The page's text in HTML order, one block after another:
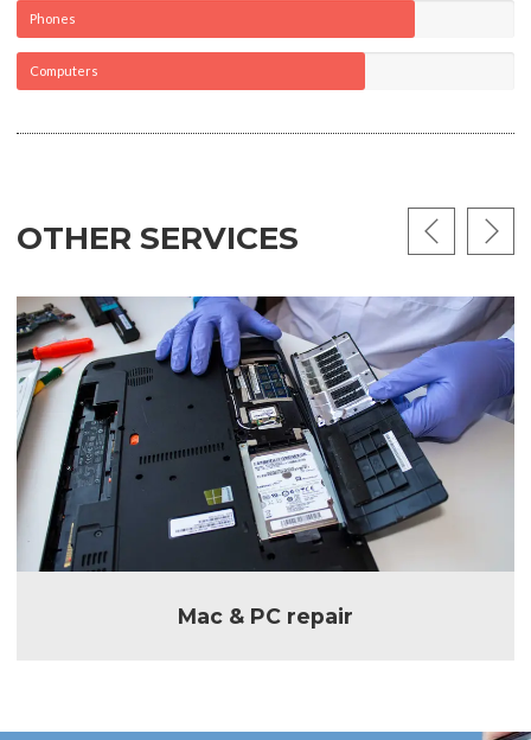
Phones
Computers
OTHER SERVICES
Mac & PC repair